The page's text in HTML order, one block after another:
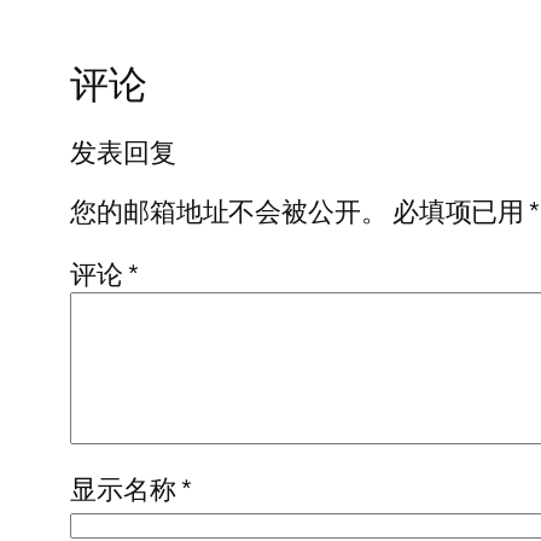
评论
发表回复
您的邮箱地址不会被公开。
必填项已用*
评论*
显示名称*